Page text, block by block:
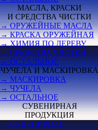
МАСЛА, КРАСКИ
И СРЕДСТВА ЧИСТКИ
→ ОРУЖЕЙНЫЕ МАСЛА
→ КРАСКА ОРУЖЕЙНАЯ
→ ХИМИЯ ПО ДЕРЕВУ
→ СРЕДСТВА ЧИСТКИ
→ ОСТАЛЬНОЕ
ЧУЧЕЛА И МАСКИРОВКА
→ МАСКИРОВКА
→ ЧУЧЕЛА
→ ОСТАЛЬНОЕ
СУВЕНИРНАЯ
ПРОДУКЦИЯ
→ СУВЕНИРНАЯ